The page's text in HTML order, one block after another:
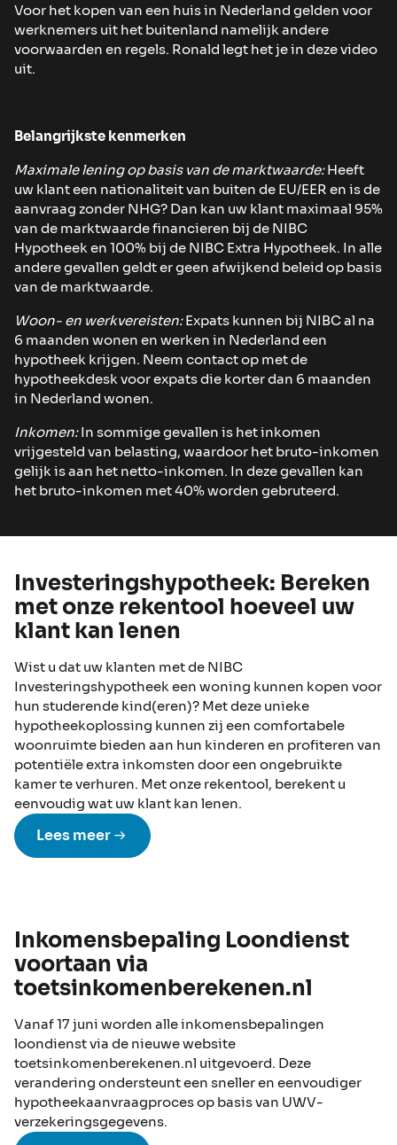
Voor het kopen van een huis in Nederland gelden voor
werknemers uit het buitenland namelijk andere
voorwaarden en regels. Ronald legt het je in deze video
uit.
Belangrijkste kenmerken
Maximale lening op basis van de marktwaarde:Heeft
uw klant een nationaliteit van buiten de EU/EER en is de
aanvraag zonder NHG? Dan kan uw klant maximaal 95%
van de marktwaarde financieren bij de NIBC
Hypotheek en 100% bij de NIBC Extra Hypotheek. In alle
andere gevallen geldt er geen afwijkend beleid op basis
van de marktwaarde.
Woon- en werkvereisten:Expats kunnen bij NIBC al na
6 maanden wonen en werken in Nederland een
hypotheek krijgen. Neem contact op met de
hypotheekdesk voor expats die korter dan 6 maanden
in Nederland wonen.
Inkomen:In sommige gevallen is het inkomen
vrijgesteld van belasting, waardoor het bruto-inkomen
gelijk is aan het netto-inkomen. In deze gevallen kan
het bruto-inkomen met 40% worden gebruteerd.
Investeringshypotheek: Bereken
met onze rekentool hoeveel uw
klant kan lenen
Wist u dat uw klanten met de NIBC
Investeringshypotheek een woning kunnen kopen voor
hun studerende kind(eren)? Met deze unieke
hypotheekoplossing kunnen zij een comfortabele
woonruimte bieden aan hun kinderen en profiteren van
potentiële extra inkomsten door een ongebruikte
kamer te verhuren. Met onze rekentool, berekent u
eenvoudig wat uw klant kan lenen.
Lees meer
Inkomensbepaling Loondienst
voortaan via
toetsinkomenberekenen.nl
Vanaf 17 juni worden alle inkomensbepalingen
loondienst via de nieuwe website
toetsinkomenberekenen.nl uitgevoerd. Deze
verandering ondersteunt een sneller en eenvoudiger
hypotheekaanvraagproces op basis van UWV-
verzekeringsgegevens.